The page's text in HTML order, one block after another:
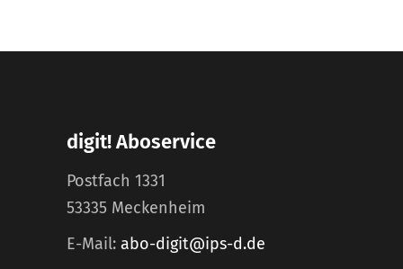
digit! Aboservice
Postfach 1331
53335 Meckenheim
E-Mail: abo-digit@ips-d.de